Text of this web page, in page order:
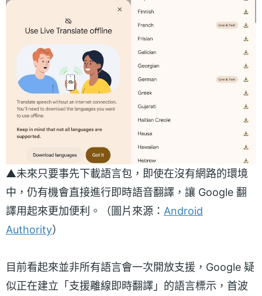
▲未來只要事先下載語言包，即使在沒有網路的環境
中，仍有機會直接進行即時語音翻譯，讓 Google 翻
譯用起來更加便利。（圖片來源： Android
Authority）
目前看起來並非所有語言會一次開放支援，Google 疑
似正在建立「支援離線即時翻譯」的語言標示，首波